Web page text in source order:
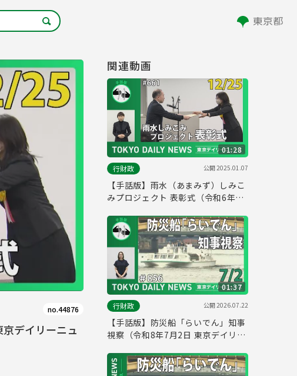
no.44876
デイリーニュ
関連動画
01:28
行財政
公開2025.01.07
【手話版】雨水（あまみず）しみこ
みプロジェクト 表彰式（令和6年12
No.661）
01:37
行財政
公開2026.07.22
【手話版】防災船「らいでん」知事
視察（令和8年7月2日 東京デイリー